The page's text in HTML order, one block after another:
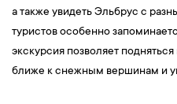
а также увидеть Эльбрус с
туристов особенно
экскурсия позволяет
ближе к снежным вершинам и